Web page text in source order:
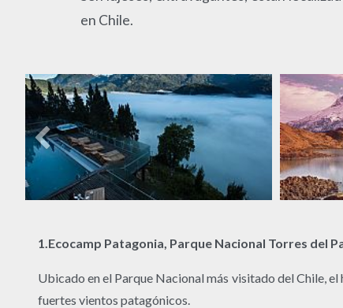
en Chile.
1.Ecocamp Patagonia, Parque Nacional Torres del
Ubicado en el Parque Nacional más visitado del Chile,
fuertes vientos patagónicos.